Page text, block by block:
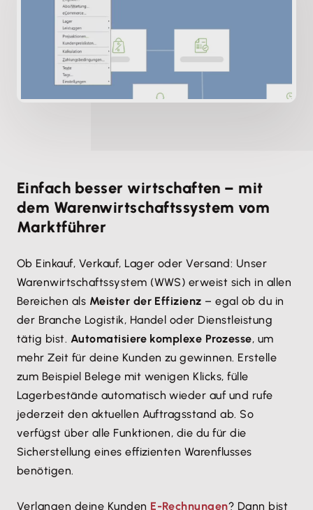
Einfach besser wirtschaften – mit
dem Warenwirtschaftssystem vom
Marktführer
Ob Einkauf, Verkauf, Lager oder Versand: Unser
Warenwirtschaftssystem (WWS) erweist sich in allen
Bereichen als Meister der Effizienz – egal ob du in
der Branche Logistik, Handel oder Dienstleistung
tätig bist. Automatisiere komplexe Prozesse, um
mehr Zeit für deine Kunden zu gewinnen. Erstelle
zum Beispiel Belege mit wenigen Klicks, fülle
Lagerbestände automatisch wieder auf und rufe
jederzeit den aktuellen Auftragsstand ab. So
verfügst über alle Funktionen, die du für die
Sicherstellung eines effizienten Warenflusses
benötigen.
Verlangen deine Kunden E-Rechnungen? Dann bist